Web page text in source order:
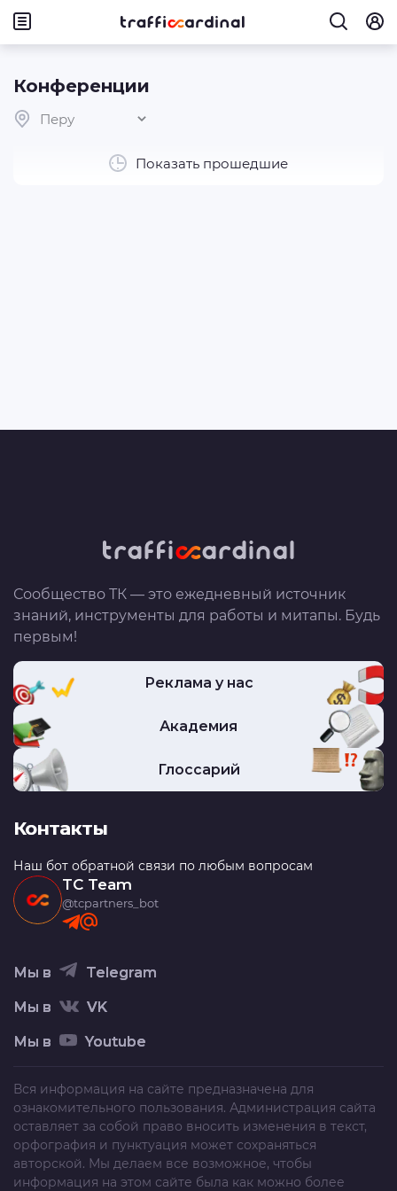
Конференции
Перу
Показать прошедшие
Сообщество ТК — это ежедневный источник
знаний, инструменты для работы и митапы. Будь
первым!
Реклама у нас
Академия
Глоссарий
Контакты
Наш бот обратной связи по любым вопросам
TC Team
@tcpartners_bot
Мы в Telegram
Мы в VK
Мы в Youtube
Вся информация на сайте предназначена для
ознакомительного пользования. Администрация сайта
оставляет за собой право вносить изменения в текст,
орфография и пунктуация может сохраняться
авторской. Мы делаем все возможное, чтобы
информация на этом сайте была как можно более